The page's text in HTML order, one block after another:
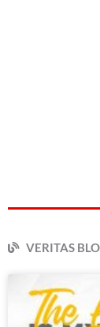
VERITAS